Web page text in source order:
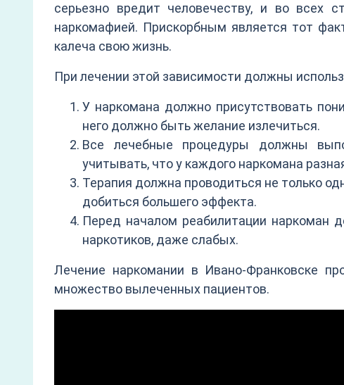
серьезно вредит человечеству, и во всех
наркомафией. Прискорбным является тот
калеча свою жизнь.
При лечении этой зависимости должны
У наркомана должно присутствовать
него должно быть желание излечиться.
Все лечебные процедуры должны
учитывать, что у каждого наркомана
Терапия должна проводиться не только
добиться большего эффекта.
Перед началом реабилитации наркоман
наркотиков, даже слабых.
Лечение наркомании в Ивано-Франковске
множество вылеченных пациентов.